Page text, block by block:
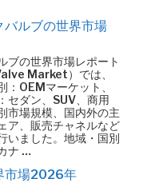
バルブの世界市場
ブの世界市場レポート
Market）では、
：OEMマーケット、
セダン、SUV、商用
市場規模、国内外の主
ア、販売チャネルなど
いました。地域・国別
ナ …
市場2026年